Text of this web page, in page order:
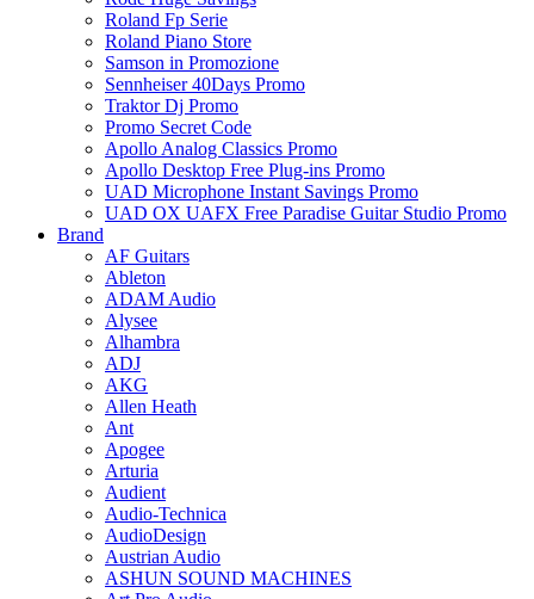
Roland Fp Serie
Roland Piano Store
Samson in Promozione
Sennheiser 40Days Promo
Traktor Dj Promo
Promo Secret Code
Apollo Analog Classics Promo
Apollo Desktop Free Plug-ins Promo
UAD Microphone Instant Savings Promo
UAD OX UAFX Free Paradise Guitar Studio Promo
Brand
AF Guitars
Ableton
ADAM Audio
Alysee
Alhambra
ADJ
AKG
Allen Heath
Ant
Apogee
Arturia
Audient
Audio-Technica
AudioDesign
Austrian Audio
ASHUN SOUND MACHINES